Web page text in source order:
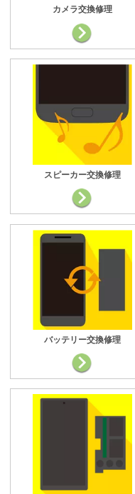
カメラ交換修理
スピーカー交換修理
バッテリー交換修理